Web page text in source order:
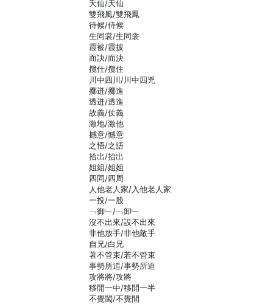
夭仙/天仙
雙飛風/雙飛鳳
待候/侍候
生同裳/生同衾
霞被/霞披
而訣/而決
攬仕/攬住
川中四川/川中四兇
擲迸/擲進
透迸/透進
故義/仗義
激地/激他
撼意/憾意
之悟/之語
拾出/抬出
姐組/姐姐
四同/四周
人他老人家/入他老人家
一投/一股
﹁御﹂/﹁卸﹂
沒不出來/設不出來
非他放手/非他敵手
自兄/白兄
著不管束/若不管束
事勢所追/事勢所迫
攻將將/攻將
移開一中/移開一半
不覺闖/不覺間